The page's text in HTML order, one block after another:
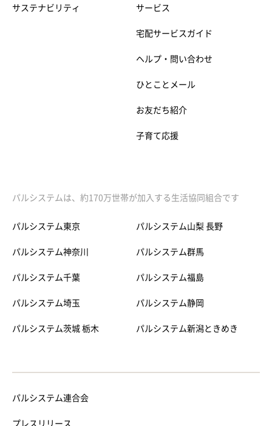
サステナビリティ サービス
宅配サービスガイド
ヘルプ・問い合わせ
ひとことメール
お友だち紹介
子育て応援
パルシステムは、約170万世帯が加入する生活協同組合です
パルシステム東京
パルシステム神奈川
パルシステム千葉
パルシステム埼玉
パルシステム茨城 栃木
パルシステム山梨 長野
パルシステム群馬
パルシステム福島
パルシステム静岡
パルシステム新潟ときめき
パルシステム連合会
プレスリリース